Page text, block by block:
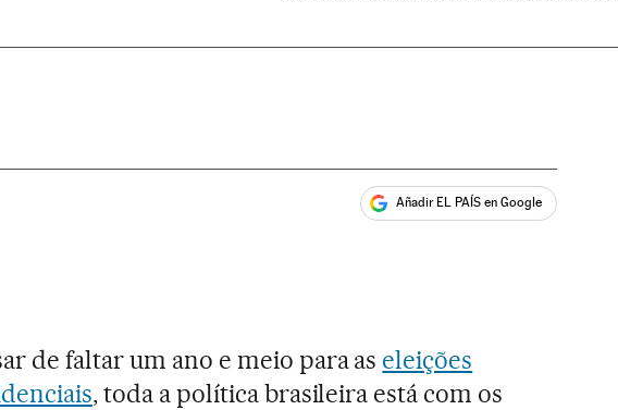
Twitter
Redes Sociales Añadir EL PAÍS en Google
de faltar um ano e meio para as eleições
, toda a política brasileira está com os